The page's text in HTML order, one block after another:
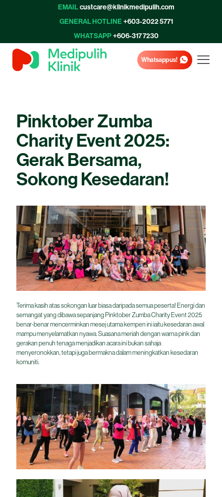
EMAILcustcare@klinikmedipulih.com
GENERAL HOTLINE+603-2022 5771
WHATSAPP+606-317 7230
Whatsapp us!
Pinktober Zumba
Charity Event 2025:
Gerak Bersama,
Sokong Kesedaran!
Terima kasih atas sokongan luar biasa daripada semua peserta! Energi dan
semangat yang dibawa sepanjang Pinktober Zumba Charity Event 2025
benar-benar mencerminkan mesej utama kempen ini iaitu kesedaran awal
mampu menyelamatkan nyawa. Suasana meriah dengan warna pink dan
gerakan penuh tenaga menjadikan acara ini bukan sahaja
menyeronokkan, tetapi juga bermakna dalam meningkatkan kesedaran
komuniti.